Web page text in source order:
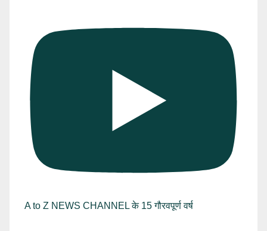
A to Z NEWS CHANNEL के 15 गौरवपूर्ण वर्ष